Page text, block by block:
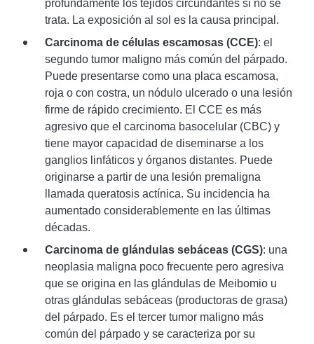
profundamente los tejidos circundantes si no se
trata. La exposición al sol es la causa principal.
Carcinoma de células escamosas (CCE): el
segundo tumor maligno más común del párpado.
Puede presentarse como una placa escamosa,
roja o con costra, un nódulo ulcerado o una lesión
firme de rápido crecimiento. El CCE es más
agresivo que el carcinoma basocelular (CBC) y
tiene mayor capacidad de diseminarse a los
ganglios linfáticos y órganos distantes. Puede
originarse a partir de una lesión premaligna
llamada queratosis actínica. Su incidencia ha
aumentado considerablemente en las últimas
décadas.
Carcinoma de glándulas sebáceas (CGS): una
neoplasia maligna poco frecuente pero agresiva
que se origina en las glándulas de Meibomio u
otras glándulas sebáceas (productoras de grasa)
del párpado. Es el tercer tumor maligno más
común del párpado y se caracteriza por su